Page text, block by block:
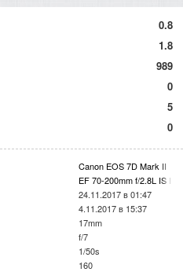
0.8
1.8
989
0
5
0
Canon EOS 7D Mark II
EF 70-200mm f/2.8L IS II
24.11.2017 в 01:47
4.11.2017 в 15:37
17mm
f/7
1/50s
160